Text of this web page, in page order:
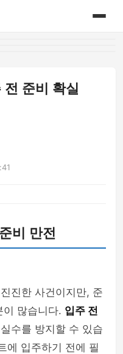
준비 확실
비 만전
진한 사건이지만, 준
이 많습니다. 입주 전
수를 방지할 수 있습
에 입주하기 전에 필